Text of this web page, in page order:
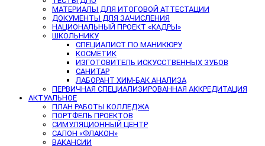
МАТЕРИАЛЫ ДЛЯ ИТОГОВОЙ АТТЕСТАЦИИ
ДОКУМЕНТЫ ДЛЯ ЗАЧИСЛЕНИЯ
НАЦИОНАЛЬНЫЙ ПРОЕКТ «КАДРЫ»
ШКОЛЬНИКУ
СПЕЦИАЛИСТ ПО МАНИКЮРУ
КОСМЕТИК
ИЗГОТОВИТЕЛЬ ИСКУССТВЕННЫХ ЗУБОВ
САНИТАР
ЛАБОРАНТ ХИМ-БАК АНАЛИЗА
ПЕРВИЧНАЯ СПЕЦИАЛИЗИРОВАННАЯ АККРЕДИТАЦИЯ
АКТУАЛЬНОЕ
ПЛАН РАБОТЫ КОЛЛЕДЖА
ПОРТФЕЛЬ ПРОЕКТОВ
СИМУЛЯЦИОННЫЙ ЦЕНТР
САЛОН «ФЛАКОН»
ВАКАНСИИ